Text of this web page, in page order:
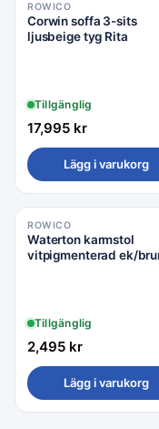
ROWICO
Corwin soffa 3-sits
ljusbeige tyg Rita
Tillgänglig
17,995 kr
Lägg i varukorg
ROWICO
Waterton karmstol
vitpigmenterad ek/
Tillgänglig
2,495 kr
Lägg i varukorg